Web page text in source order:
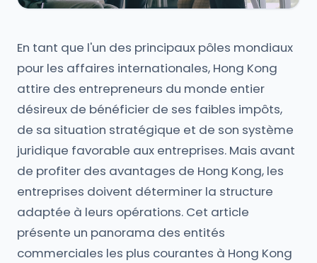
En tant que l'un des principaux pôles mondiaux
pour les affaires internationales, Hong Kong
attire des entrepreneurs du monde entier
désireux de bénéficier de ses faibles impôts,
de sa situation stratégique et de son système
juridique favorable aux entreprises. Mais avant
de profiter des avantages de Hong Kong, les
entreprises doivent déterminer la structure
adaptée à leurs opérations. Cet article
présente un panorama des entités
commerciales les plus courantes à Hong Kong